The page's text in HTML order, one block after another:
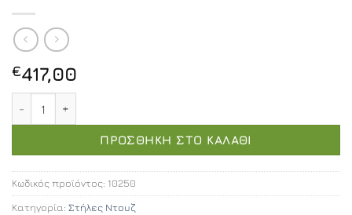
€417,00
ΠΡΟΣΘΉΚΗ ΣΤΟ ΚΑΛΆΘΙ
Κωδικός προϊόντος: 10250
Κατηγορία: Στήλες Ντουζ